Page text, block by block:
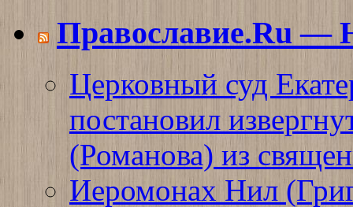
Православие.Ru —
Церковный суд
постановил
(Романова) из
Иеромонах Нил